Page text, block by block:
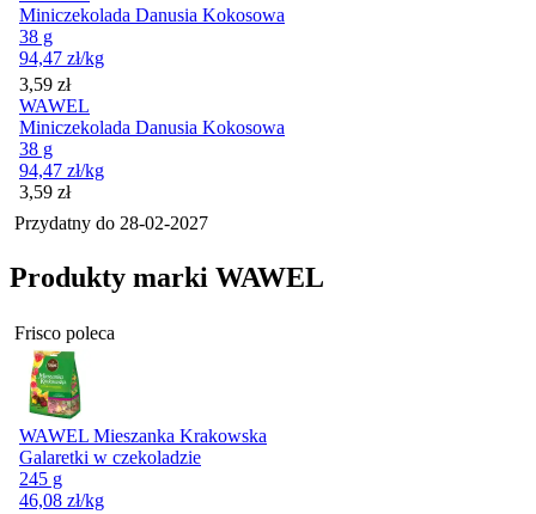
Miniczekolada Danusia Kokosowa
38 g
94,47 zł/kg
Cena
3,59 zł
WAWEL
Miniczekolada Danusia Kokosowa
38 g
94,47 zł/kg
Cena
3,59 zł
Przydatny do 28-02-2027
Produkty marki WAWEL
Frisco poleca
WAWEL Mieszanka Krakowska
Galaretki w czekoladzie
245 g
46,08 zł/kg